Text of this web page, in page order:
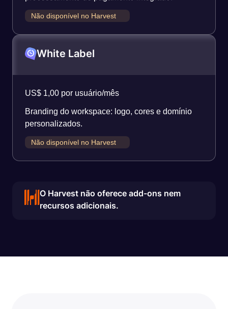
Não disponível no Harvest
White Label
US$ 1,00 por usuário/mês
Branding do workspace: logo, cores e domínio
personalizados.
Não disponível no Harvest
O Harvest não oferece add-ons nem
recursos adicionais.